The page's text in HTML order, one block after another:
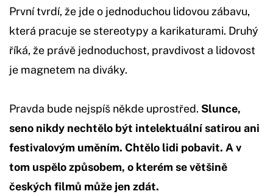
První tvrdí, že jde o jednoduchou lidovou zábavu,
která pracuje se stereotypy a karikaturami. Druhý
říká, že právě jednoduchost, pravdivost a lidovost
je magnetem na diváky.
Pravda bude nejspíš někde uprostřed. Slunce,
seno nikdy nechtělo být intelektuální satirou ani
festivalovým uměním. Chtělo lidi pobavit. A v
tom uspělo způsobem, o kterém se většině
českých filmů může jen zdát.